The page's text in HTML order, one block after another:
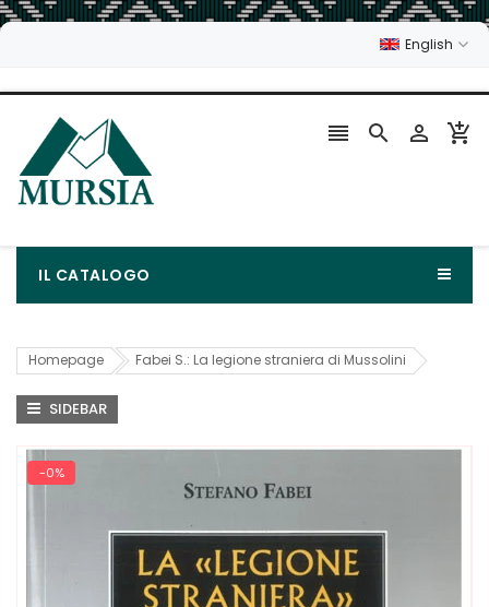
English
   
IL CATALOGO
Homepage Fabei S.: La legione straniera di Mussolini
SIDEBAR
-0%